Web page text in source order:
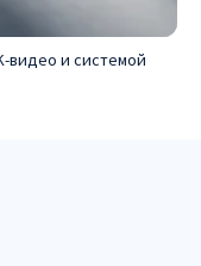
видео и системой